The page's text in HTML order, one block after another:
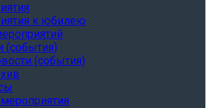
к юбилею
(события)
(события)